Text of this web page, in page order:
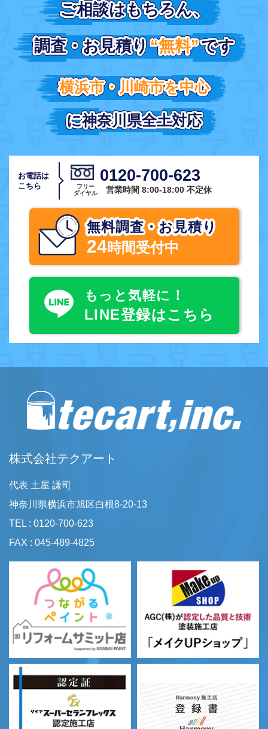
ご相談はもちろん、
調査・お見積り“無料”です
ご相談はもちろん、
調査・お見積り“無料”です
横浜市・川崎市を中心
に神奈川県全土対応
横浜市・川崎市を中心
に神奈川県全土対応
お電話は
こちら
0120-700-623
フリー
ダイヤル
営業時間 8:00-18:00 不定休
無料調査・お見積り
24時間受付中
もっと気軽に！
LINE登録はこちら
株式会社テクアート
代表 土屋 謙司
神奈川県横浜市旭区白根8-20-13
TEL : 0120-700-623
FAX : 045-489-4825